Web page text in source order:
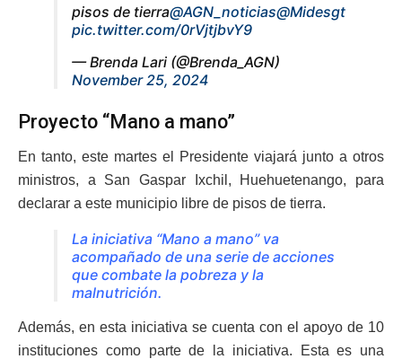
pisos de tierra@AGN_noticias@Midesgt
pic.twitter.com/0rVjtjbvY9
— Brenda Lari (@Brenda_AGN)
November 25, 2024
Proyecto “Mano a mano”
En tanto, este martes el Presidente viajará junto a otros
ministros, a San Gaspar Ixchil, Huehuetenango, para
declarar a este municipio libre de pisos de tierra.
La iniciativa “Mano a mano” va
acompañado de una serie de acciones
que combate la pobreza y la
malnutrición.
Además, en esta iniciativa se cuenta con el apoyo de 10
instituciones como parte de la iniciativa. Esta es una